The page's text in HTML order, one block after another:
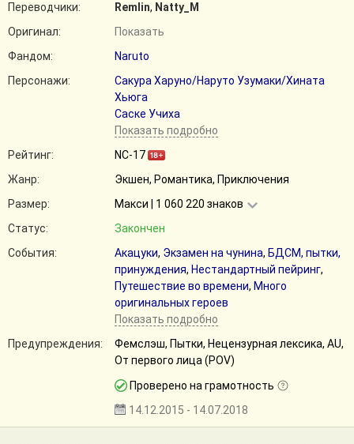
Переводчики: Remlin, Natty_M
Оригинал:
Показать
Фандом:
Naruto
Персонажи:
Сакура Харуно/Наруто Узумаки/Хината
Хьюга
Саске Учиха
Показать подробно
Рейтинг:
NC-17
Жанр:
Экшен, Романтика, Приключения
Размер:
Макси | 1 060 220 знаков
Статус:
Закончен
События:
Акацуки, Экзамен на чунина, БДСМ, пытки,
принуждения, Нестандартный пейринг,
Путешествие во времени, Много
оригинальных героев
Показать подробно
Предупреждения:
Фемслэш, Пытки, Нецензурная лексика, AU,
От первого лица (POV)
Проверено на грамотность
14.12.2015 - 14.07.2018